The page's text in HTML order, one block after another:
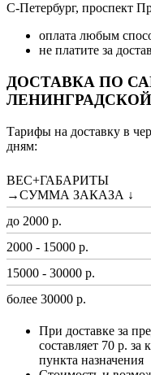
С-Петербург, проспект
оплата любым
не платите за
ДОСТАВКА ПО
Тарифы на доставку в
дням:
ВЕС+ГАБАРИТЫ
→СУММА ЗАКАЗА ↓
до 2000 р.
2000 - 15000 р.
15000 - 30000 р.
более 30000 р.
При доставке за
составляет 70 р.
пункта назначения